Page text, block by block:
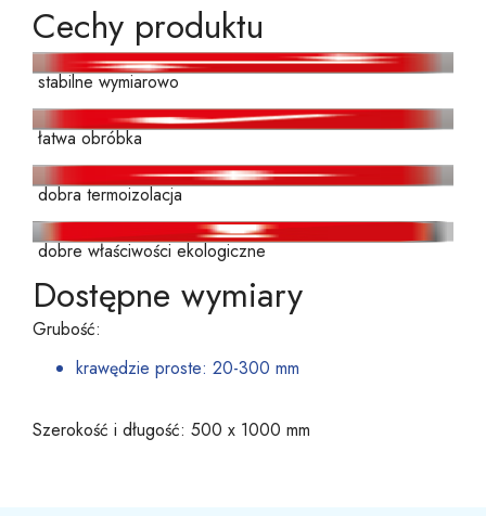
Cechy produktu
stabilne wymiarowo
łatwa obróbka
dobra termoizolacja
dobre właściwości ekologiczne
Dostępne wymiary
Grubość:
krawędzie proste: 20-300 mm
Szerokość i długość: 500 x 1000 mm